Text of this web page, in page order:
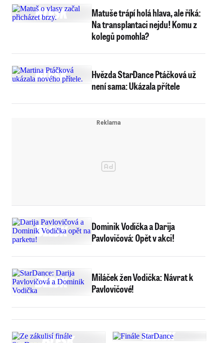
Matuše trápí holá hlava, ale říká:
Na transplantaci nejdu! Komu z
kolegů pomohla?
Hvězda StarDance Ptáčková už
není sama: Ukázala přítele
Dominik Vodička a Darija
Pavlovičová: Opět v akci!
Miláček žen Vodička: Návrat k
Pavlovičové!